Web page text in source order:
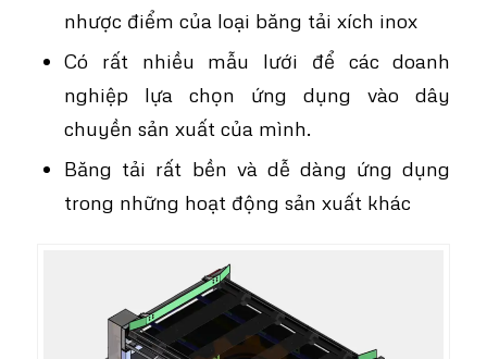
nhược điểm của loại băng tải xích inox
Có rất nhiều mẫu lưới để các doanh
nghiệp lựa chọn ứng dụng vào dây
chuyền sản xuất của mình.
Băng tải rất bền và dễ dàng ứng dụng
trong những hoạt động sản xuất khác